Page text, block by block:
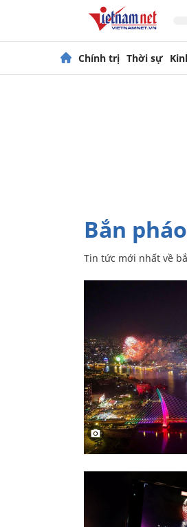
Chính trị Thời sự
bắn
Tin tức mới nhất về